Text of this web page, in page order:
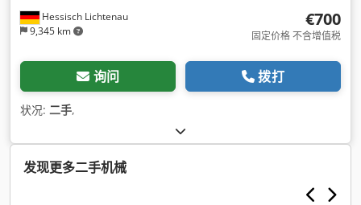
Hessisch Lichtenau
9,345 km
€700
固定价格 不含增值税
询问 拨打
状况: 二手,
发现更多二手机械